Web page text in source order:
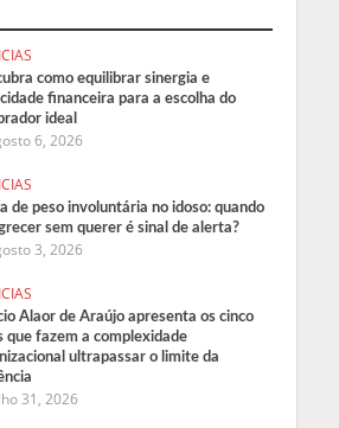
como equilibrar sinergia e
financeira para a escolha do
ideal
6, 2026
de peso involuntária no idoso: quando
sem querer é sinal de alerta?
3, 2026
Alaor de Araújo apresenta os cinco
que fazem a complexidade
ultrapassar o limite da
31, 2026